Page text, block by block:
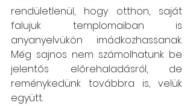
rendületlenül, hogy otthon, saját
falujuk templomaiban is
anyanyelvükön imádkozhassanak.
Még sajnos nem számolhatunk be
jelentős előrehaladásról, de
reménykedünk továbbra is, velük
együtt.